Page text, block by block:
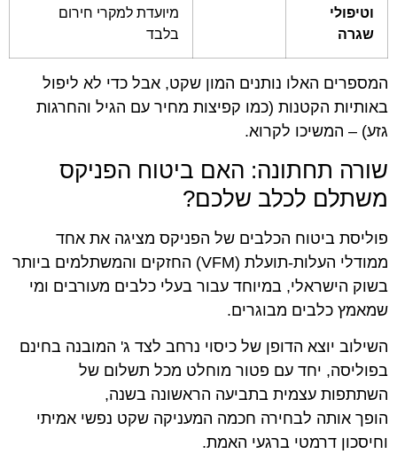
וטיפולי
שגרה
מיועדת למקרי חירום
בלבד
המספרים האלו נותנים המון שקט, אבל כדי לא ליפול
באותיות הקטנות (כמו קפיצות מחיר עם הגיל והחרגות
גזע) – המשיכו לקרוא.
שורה תחתונה: האם ביטוח הפניקס
משתלם לכלב שלכם?
פוליסת ביטוח הכלבים של הפניקס מציגה את אחד
ממודלי העלות-תועלת (VFM) החזקים והמשתלמים ביותר
בשוק הישראלי, במיוחד עבור בעלי כלבים מעורבים ומי
שמאמץ כלבים מבוגרים.
השילוב יוצא הדופן של כיסוי נרחב לצד ג' המובנה בחינם
בפוליסה, יחד עם פטור מוחלט מכל תשלום של
השתתפות עצמית בתביעה הראשונה בשנה,
הופך אותה לבחירה חכמה המעניקה שקט נפשי אמיתי
וחיסכון דרמטי ברגעי האמת.